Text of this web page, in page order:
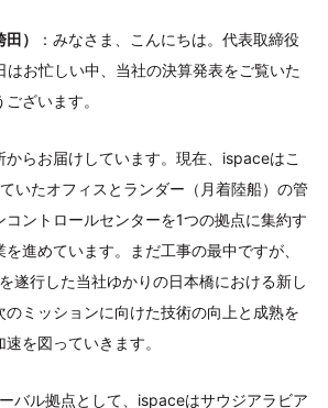
）
：みなさま、こんにちは。代表取締役
はお忙しい中、当社の決算発表をご覧いた
ざいます。
らお届けしています。現在、ispaceはこ
いたオフィスとランダー（月着陸船）の管
ントロールセンターを1つの拠点に集約す
進めています。まだ工事の最中ですが、
遂行した当社ゆかりの日本橋における新し
のミッションに向けた技術の向上と成熟を
を図っていきます。
バル拠点として、ispaceはサウジアラビア